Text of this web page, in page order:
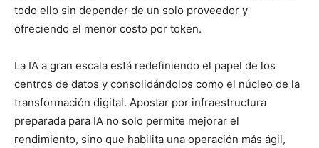
todo ello sin depender de un solo proveedor y
ofreciendo el menor costo por token.
La IA a gran escala está redefiniendo el papel de los
centros de datos y consolidándolos como el núcleo de la
transformación digital. Apostar por infraestructura
preparada para IA no solo permite mejorar el
rendimiento, sino que habilita una operación más ágil,